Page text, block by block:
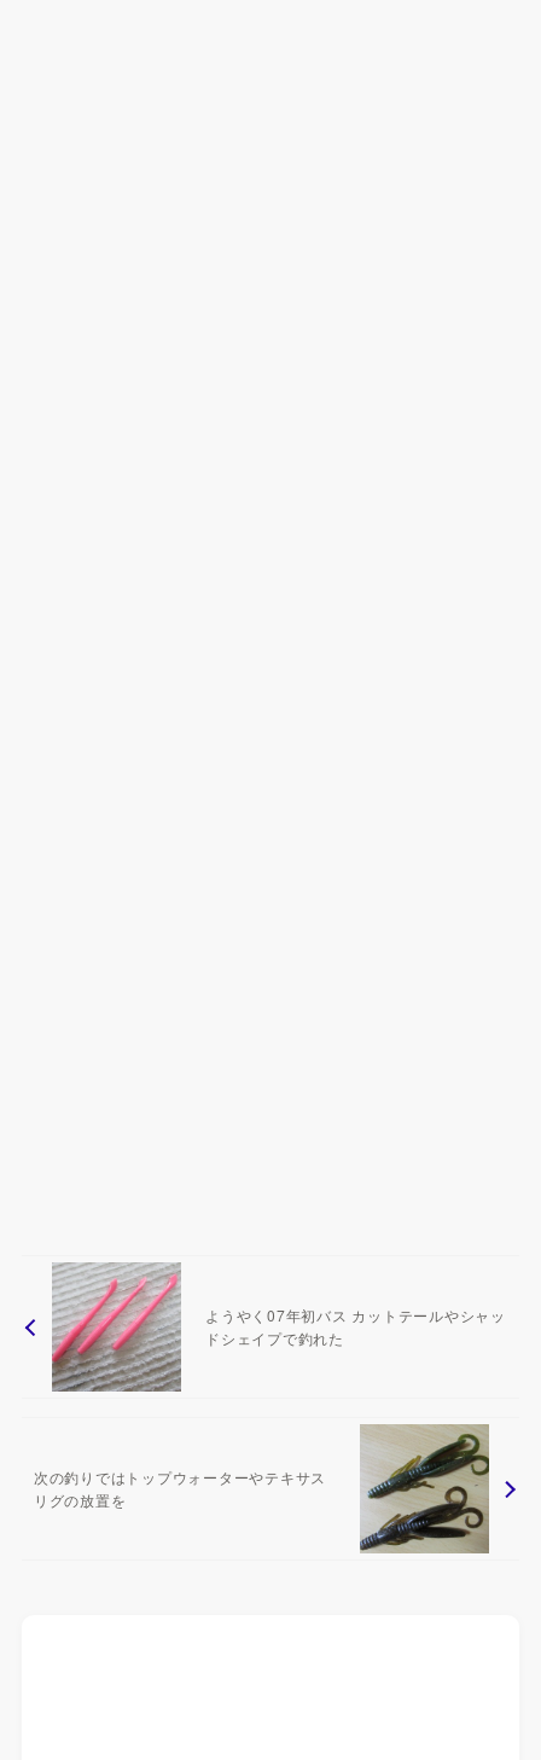
ようやく07年初バス カットテールやシャッ
ドシェイプで釣れた
次の釣りではトップウォーターやテキサス
リグの放置を